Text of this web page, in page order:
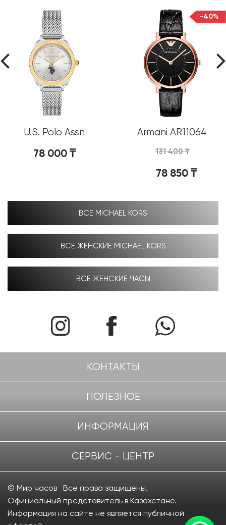
U.S. Polo Assn
USPA2062-08
78 000₸
Armani AR11064
131 400₸
78 850₸
-40%
ВСЕ MICHAEL KORS
ВСЕ ЖЕНСКИЕ MICHAEL KORS
ВСЕ ЖЕНСКИЕ ЧАСЫ
КОНТАКТЫ
ПОЛЕЗНОЕ
ИНФОРМАЦИЯ
СЕРВИС - ЦЕНТР
© Мир часов Все права защищены.
Официальный представитель в Казахстане.
Информация на сайте не является публичной